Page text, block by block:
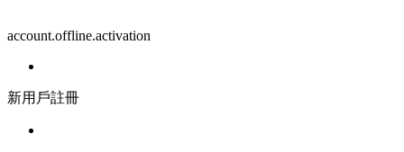
account.offline.activation
新用戶註冊